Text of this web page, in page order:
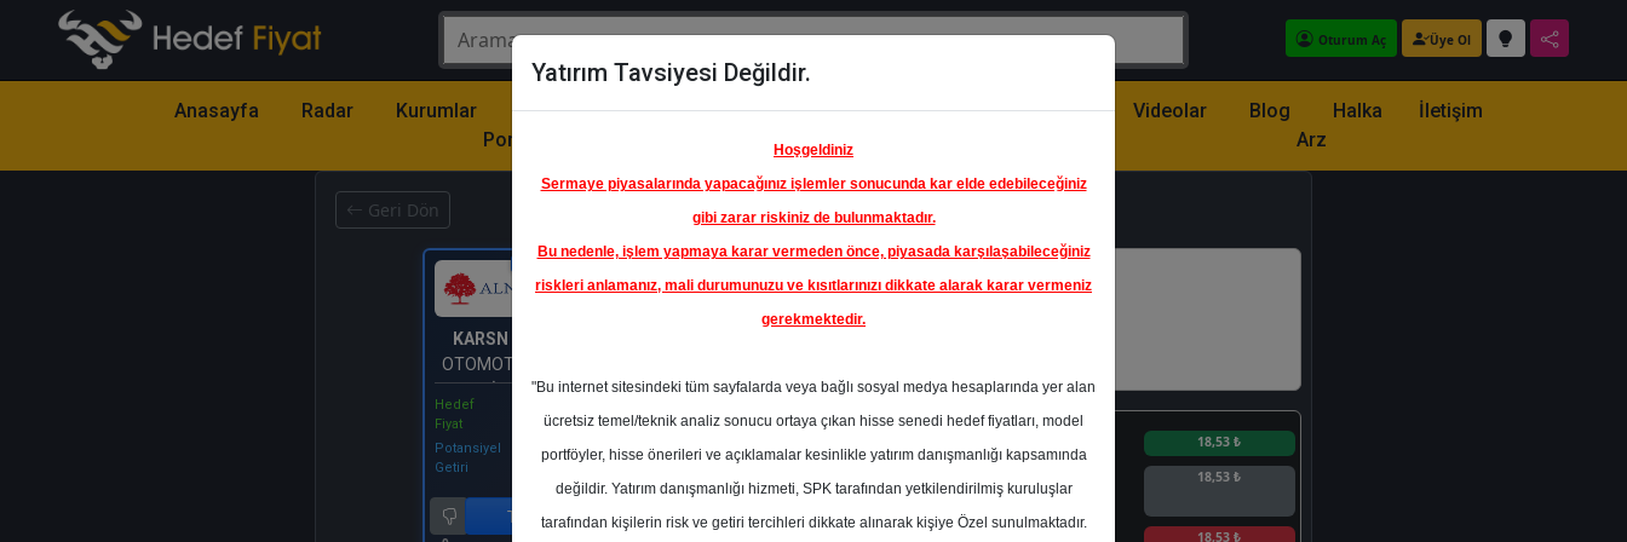
Oturum Aç Üye Ol
Anasayfa Radar Kurumlar
Model
Portföy
Hisse
Öne
Çıkanlar
Raporlar Partnerlerimiz Videolar Blog
Halka
Arz
İletişim
Geri Dön
KARSN
OTOMOTİV SANAYİİ
VE TİCARET A.Ş.
Hedef
Fiyat
Potansiyel
Getiri
%0.00
Tut
En Yüksek Tahmin 18,53 ₺
Ortalama Fiyat
Tahmini
18,53 ₺
18,53 ₺
Yatırım Tavsiyesi Değildir.
Hoşgeldiniz
Sermaye piyasalarında yapacağınız işlemler sonucunda kar elde edebileceğiniz
gibi zarar riskiniz de bulunmaktadır.
Bu nedenle, işlem yapmaya karar vermeden önce, piyasada karşılaşabileceğiniz
riskleri anlamanız, mali durumunuzu ve kısıtlarınızı dikkate alarak karar vermeniz
gerekmektedir.
"Bu internet sitesindeki tüm sayfalarda veya bağlı sosyal medya hesaplarında yer alan
ücretsiz temel/teknik analiz sonucu ortaya çıkan hisse senedi hedef fiyatları, model
portföyler, hisse önerileri ve açıklamalar kesinlikle yatırım danışmanlığı kapsamında
değildir. Yatırım danışmanlığı hizmeti, SPK tarafından yetkilendirilmiş kuruluşlar
tarafından kişilerin risk ve getiri tercihleri dikkate alınarak kişiye Özel sunulmaktadır.